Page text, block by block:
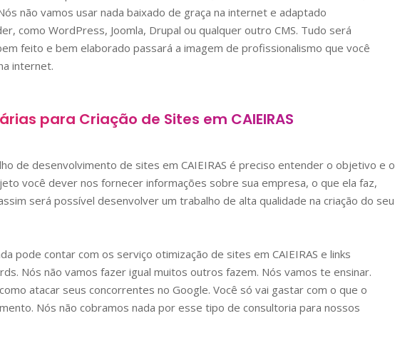
não vamos usar nada baixado de graça na internet e adaptado
como WordPress, Joomla, Drupal ou qualquer outro CMS. Tudo será
feito e bem elaborado passará a imagem de profissionalismo que você
internet.
para Criação de Sites em CAIEIRAS
de desenvolvimento de sites em CAIEIRAS é preciso entender o objetivo e o
você dever nos fornecer informações sobre sua empresa, o que ela faz,
será possível desenvolver um trabalho de alta qualidade na criação do seu
pode contar com os serviço otimização de sites em CAIEIRAS e links
Nós não vamos fazer igual muitos outros fazem. Nós vamos te ensinar.
atacar seus concorrentes no Google. Você só vai gastar com o que o
Nós não cobramos nada por esse tipo de consultoria para nossos